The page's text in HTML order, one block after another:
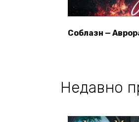
Соблазн —
Недавно